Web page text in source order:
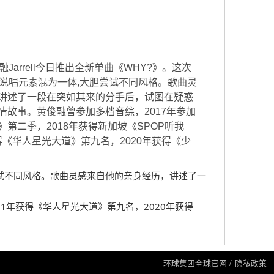
Jarrell今日推出全新单曲《WHY?》。这次
唱元素混为一体,大胆尝试不同风格。歌曲灵
述了一段在突如其来的分手后，试图在疑惑
故事。黄俊融曾参加多档音综，2017年参加
第二季，2018年获得新加坡《SPOP听我
华人星光大道》第九名，2020年获得《少
同风格。歌曲灵感来自他的亲身经历，讲述了一
年获得《华人星光大道》第九名，2020年获得
环球集团全球官网 隐私政策